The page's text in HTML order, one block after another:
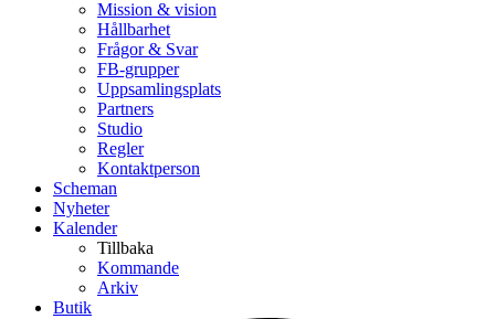
Mission & vision
Hållbarhet
Frågor & Svar
FB-grupper
Uppsamlingsplats
Partners
Studio
Regler
Kontaktperson
Scheman
Nyheter
Kalender
Tillbaka
Kommande
Arkiv
Butik